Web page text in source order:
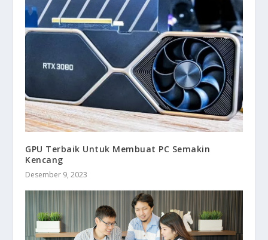
GPU Terbaik Untuk Membuat PC Semakin
Kencang
Desember 9, 2023